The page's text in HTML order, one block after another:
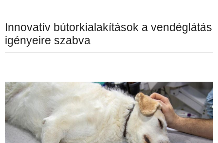
Innovatív bútorkialakítások a vendéglátás
igényeire szabva